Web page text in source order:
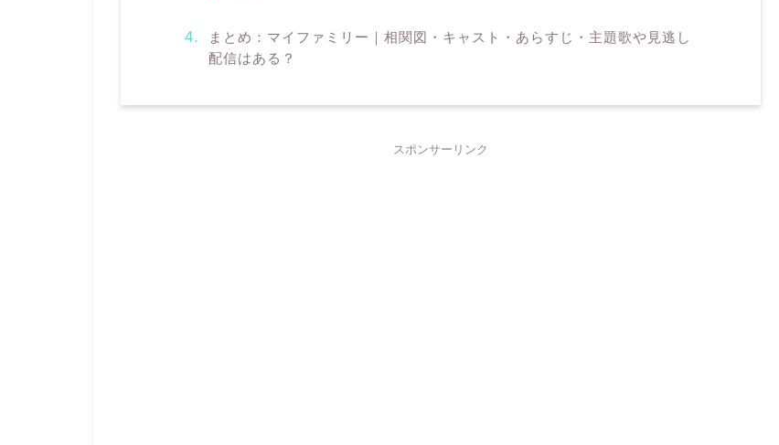
まとめ：マイファミリー｜相関図・キャスト・あらすじ・主題歌や見逃し
配信はある？
スポンサーリンク